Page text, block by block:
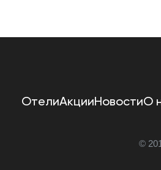
ОтелиАкцииНовостиО
©